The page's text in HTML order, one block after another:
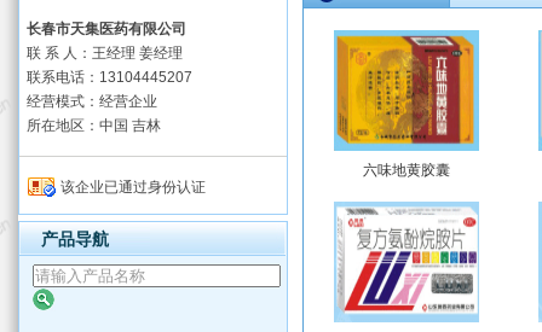
长春市天集医药有限公司
联 系 人：王经理 姜经理
联系电话：13104445207
经营模式：经营企业
所在地区：中国 吉林
该企业已通过身份认证
产品导航
六味地黄胶囊